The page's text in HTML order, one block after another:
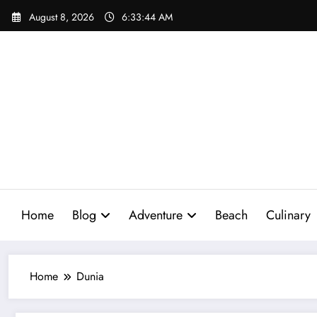
Skip
August 8, 2026 6:33:45 AM
Home Blog Adventure Beach Culinary
Home Dunia